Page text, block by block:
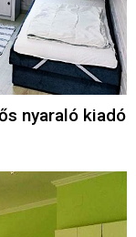
nyaraló kiadó